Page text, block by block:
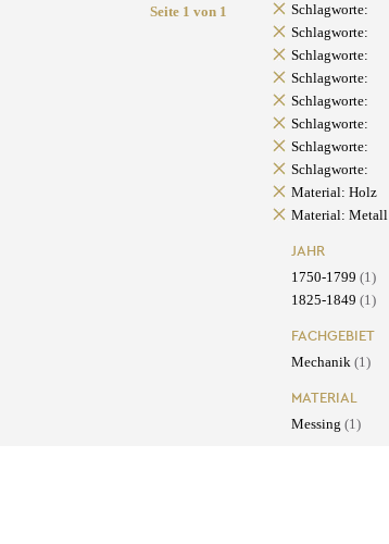
Seite 1 von 1
Schlagworte:
Schlagworte:
Schlagworte:
Schlagworte:
Schlagworte:
Schlagworte:
Schlagworte:
Schlagworte:
Material: Holz
Material: Metall
JAHR
1750-1799 (1)
1825-1849 (1)
FACHGEBIET
Mechanik (1)
MATERIAL
Messing (1)